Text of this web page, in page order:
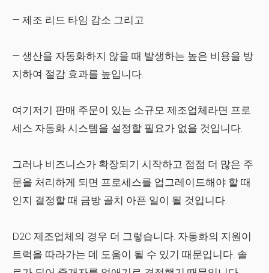
— 제조 리드 타임 감소 그리고
— 생산을 자동화하지 않을 때 발생하는 높은 비용을 방
지하여 절감 효과를 높입니다.
여기저기 판매 주문이 있는 소규모 제조업체라면 프로
세스 자동화 시스템을 설정할 필요가 없을 것입니다.
그러나 비즈니스가 확장되기 시작하고 점점 더 많은 주
문을 처리하게 되면 프로세스를 업그레이드해야 할 때
인지 결정할 때 금방 골치 아픈 일이 될 것입니다.
D2C 제조업체의 경우 더 그렇습니다. 자동화의 지원이
트럭을 따라가는 데 도움이 될 수 있기 때문입니다. 솔